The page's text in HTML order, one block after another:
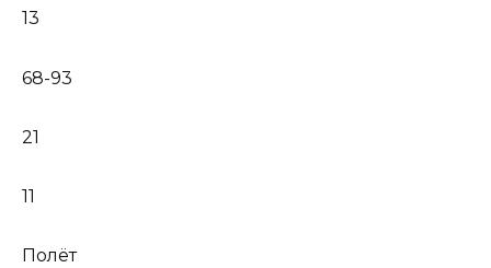
13
68-93
21
11
Полёт